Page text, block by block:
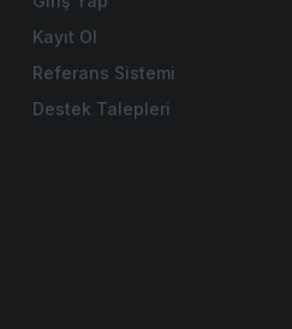
Kayıt Ol
Referans Sistemi
Destek Talepleri